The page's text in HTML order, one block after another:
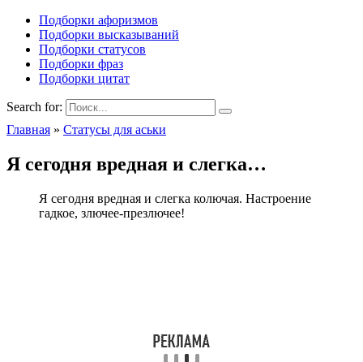
Подборки афоризмов
Подборки высказываний
Подборки статусов
Подборки фраз
Подборки цитат
Search for:
Главная » Статусы для аськи
Я сегодня вредная и слегка…
Я сегодня вредная и слегка колючая. Настроение
гадкое, злючее-презлючее!